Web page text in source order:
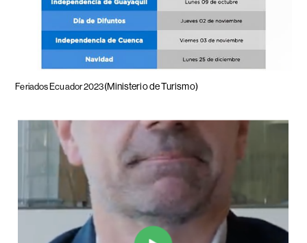
Feriados Ecuador 2023(Ministerio de Turismo)